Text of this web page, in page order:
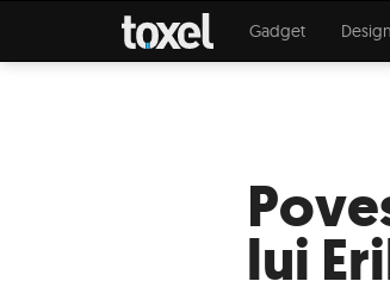
Gadget Design
lui